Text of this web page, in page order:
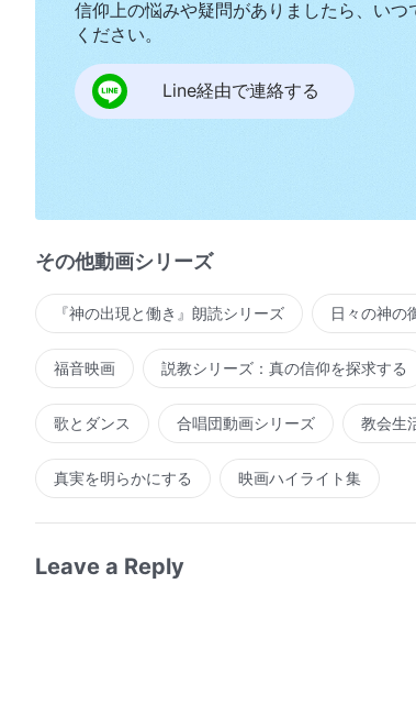
信仰上の悩みや疑問がありましたら、いつ
ください。
Line経由で連絡する
その他動画シリーズ
『神の出現と働き』朗読シリーズ 日々の神の
福音映画 説教シリーズ：真の信仰を探求する
歌とダンス 合唱団動画シリーズ 教会生
真実を明らかにする 映画ハイライト集
Leave a Reply